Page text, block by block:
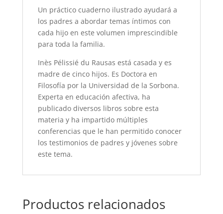
Un práctico cuaderno ilustrado ayudará a
los padres a abordar temas íntimos con
cada hijo en este volumen imprescindible
para toda la familia.
Inès Pélissié du Rausas está casada y es
madre de cinco hijos. Es Doctora en
Filosofía por la Universidad de la Sorbona.
Experta en educación afectiva, ha
publicado diversos libros sobre esta
materia y ha impartido múltiples
conferencias que le han permitido conocer
los testimonios de padres y jóvenes sobre
este tema.
Productos relacionados